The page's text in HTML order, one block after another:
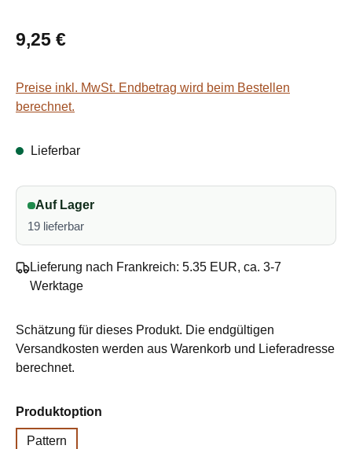
Regulärer Preis:
9,25 €
Preise inkl. MwSt. Endbetrag wird beim Bestellen
berechnet.
Lieferbar
Auf Lager
19 lieferbar
Lieferung nach Frankreich: 5.35 EUR, ca. 3-7
Werktage
Schätzung für dieses Produkt. Die endgültigen
Versandkosten werden aus Warenkorb und Lieferadresse
berechnet.
Produktoption
Pattern